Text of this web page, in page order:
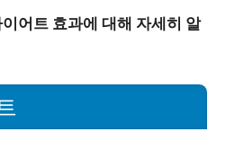
어트 효과에 대해 자세히 알